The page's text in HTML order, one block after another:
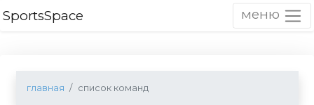
SportsSpace меню
главная список команд